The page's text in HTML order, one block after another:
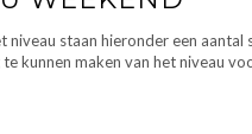
niveau staan hieronder een
kunnen maken van het niveau